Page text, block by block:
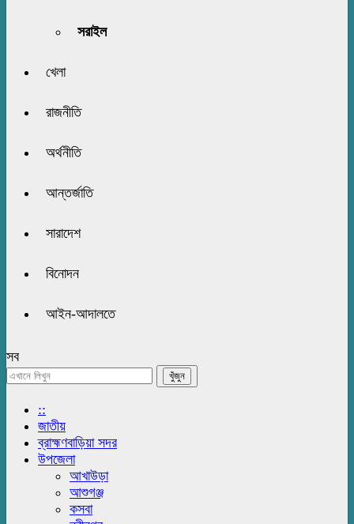
সরাইল
খেলা
রাজনীতি
অর্থনীতি
আন্তর্জাতি
সারাদেশ
বিনোদন
আইন-আদালতে
সব
::
জাতীয়
ব্রাহ্মণবাড়িয়া সদর
উপজেলা
আখাউড়া
আশুগঞ্জ
কসবা